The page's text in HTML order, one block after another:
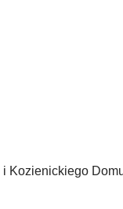
Kozienickiego